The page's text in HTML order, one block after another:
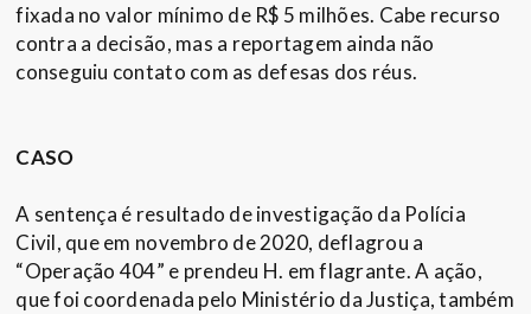
fixada no valor mínimo de R$ 5 milhões. Cabe recurso
contra a decisão, mas a reportagem ainda não
conseguiu contato com as defesas dos réus.
CASO
A sentença é resultado de investigação da Polícia
Civil, que em novembro de 2020, deflagrou a
“Operação 404” e prendeu H. em flagrante. A ação,
que foi coordenada pelo Ministério da Justiça, também